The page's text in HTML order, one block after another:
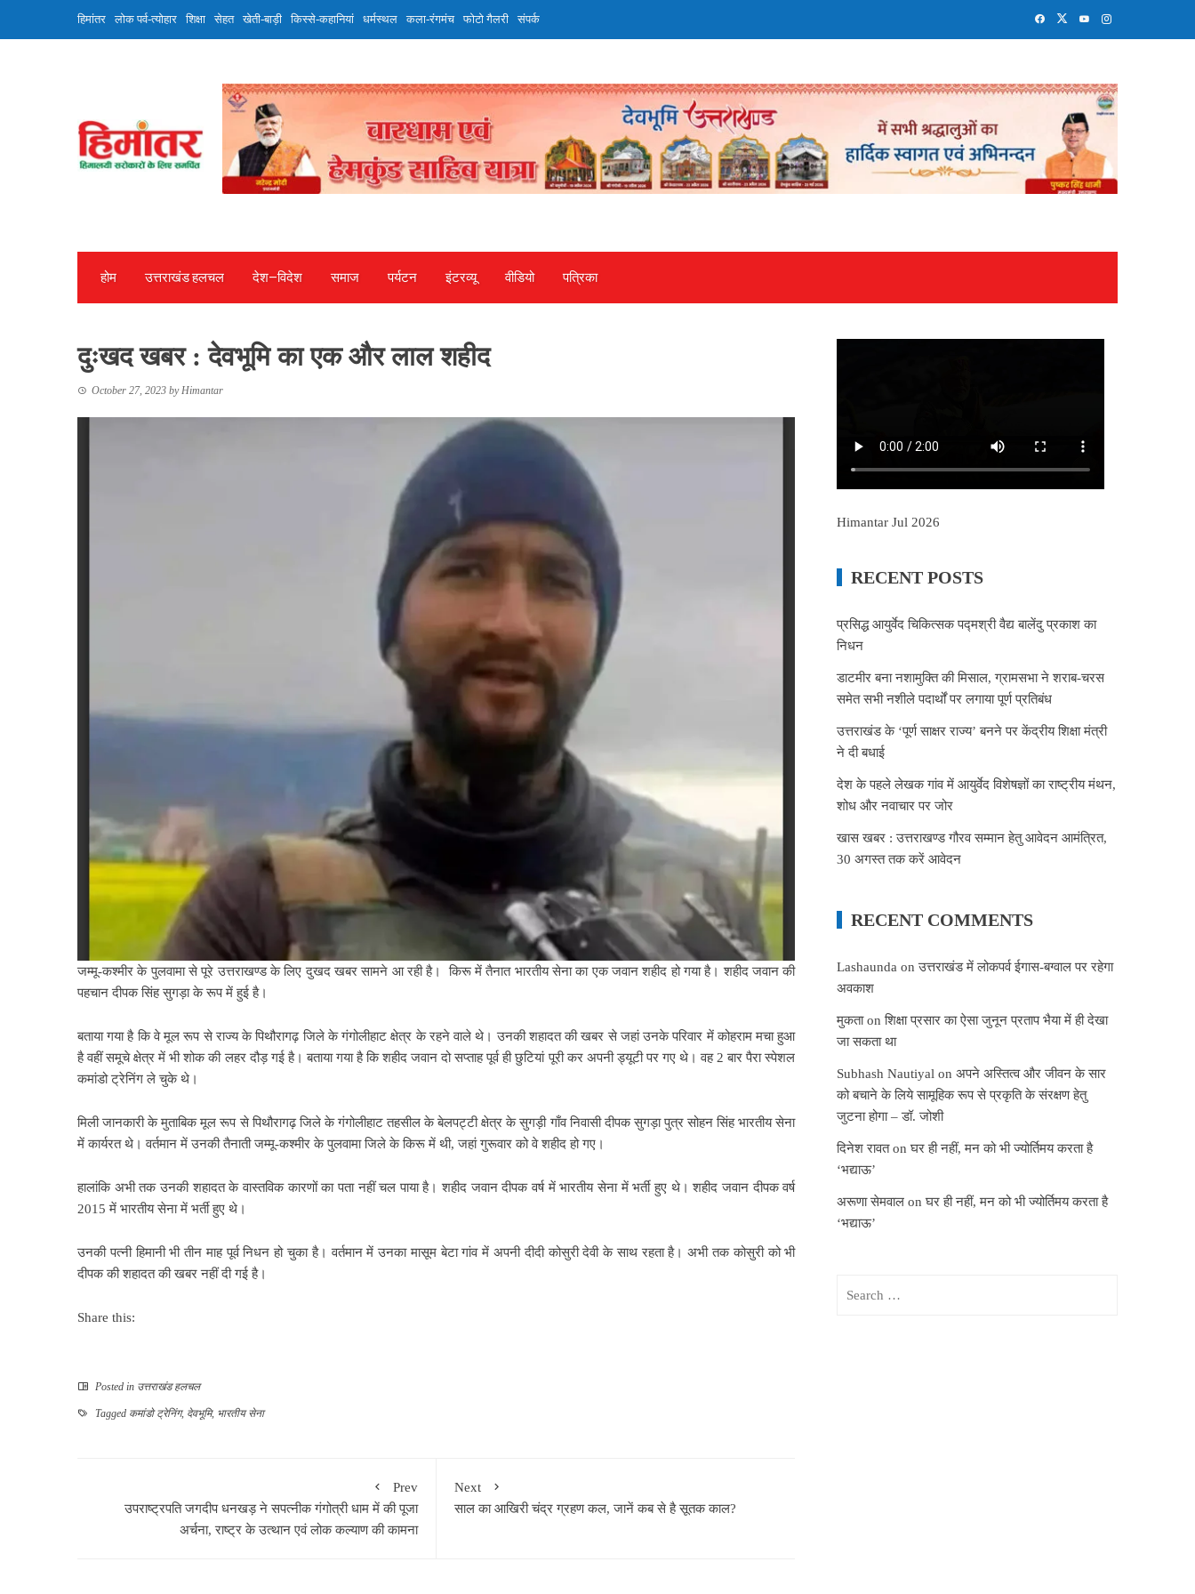
हिमांतर लोक पर्व-त्योहार शिक्षा सेहत खेती-बाड़ी किस्से-कहानियां धर्मस्थल कला-रंगमंच फोटो गैलरी संपर्क
होम उत्तराखंड हलचल देश—विदेश समाज पर्यटन इंटरव्‍यू वीडियो पत्रिका
दुःखद खबर : देवभूमि का एक और लाल शहीद
October 27, 2023 byHimantar
जम्मू-कश्मीर के पुलवामा से पूरे उत्तराखण्ड के लिए दुखद खबर सामने आ रही है। किरू में तैनात भारतीय सेना का एक जवान शहीद हो गया है। शहीद जवान की
पहचान दीपक सिंह सुगड़ा के रूप में हुई है।
बताया गया है कि वे मूल रूप से राज्य के पिथौरागढ़ जिले के गंगोलीहाट क्षेत्र के रहने वाले थे। उनकी शहादत की खबर से जहां उनके परिवार में कोहराम मचा हुआ
है वहीं समूचे क्षेत्र में भी शोक की लहर दौड़ गई है। बताया गया है कि शहीद जवान दो सप्ताह पूर्व ही छुटियां पूरी कर अपनी ड्यूटी पर गए थे। वह 2 बार पैरा स्पेशल
कमांडो ट्रेनिंग ले चुके थे।
मिली जानकारी के मुताबिक मूल रूप से पिथौरागढ़ जिले के गंगोलीहाट तहसील के बेलपट्टी क्षेत्र के सुगड़ी गाँव निवासी दीपक सुगड़ा पुत्र सोहन सिंह भारतीय सेना
में कार्यरत थे। वर्तमान में उनकी तैनाती जम्मू-कश्मीर के पुलवामा जिले के किरू में थी, जहां गुरूवार को वे शहीद हो गए।
हालांकि अभी तक उनकी शहादत के वास्तविक कारणों का पता नहीं चल पाया है। शहीद जवान दीपक वर्ष में भारतीय सेना में भर्ती हुए थे। शहीद जवान दीपक वर्ष
2015 में भारतीय सेना में भर्ती हुए थे।
उनकी पत्नी हिमानी भी तीन माह पूर्व निधन हो चुका है। वर्तमान में उनका मासूम बेटा गांव में अपनी दीदी कोसुरी देवी के साथ रहता है। अभी तक कोसुरी को भी
दीपक की शहादत की खबर नहीं दी गई है।
Share this:
Posted in उत्तराखंड हलचल
Tagged कमांडो ट्रेनिंग, देवभूमि, भारतीय सेना
Prev
उपराष्ट्रपति जगदीप धनखड़ ने सपत्नीक गंगोत्री धाम में की पूजा
अर्चना, राष्ट्र के उत्थान एवं लोक कल्याण की कामना
Next
साल का आखिरी चंद्र ग्रहण कल, जानें कब से है सूतक काल?
Himantar Jul 2026
RECENT POSTS
प्रसिद्ध आयुर्वेद चिकित्सक पद्मश्री वैद्य बालेंदु प्रकाश का
निधन
डाटमीर बना नशामुक्ति की मिसाल, ग्रामसभा ने शराब-चरस
समेत सभी नशीले पदार्थों पर लगाया पूर्ण प्रतिबंध
उत्तराखंड के ‘पूर्ण साक्षर राज्य’ बनने पर केंद्रीय शिक्षा मंत्री
ने दी बधाई
देश के पहले लेखक गांव में आयुर्वेद विशेषज्ञों का राष्ट्रीय मंथन,
शोध और नवाचार पर जोर
खास खबर : उत्तराखण्ड गौरव सम्मान हेतु आवेदन आमंत्रित,
30 अगस्त तक करें आवेदन
RECENT COMMENTS
Lashaunda onउत्तराखंड में लोकपर्व ईगास-बग्वाल पर रहेगा
अवकाश
मुकताonशिक्षा प्रसार का ऐसा जुनून प्रताप भैया में ही देखा
जा सकता था
Subhash Nautiyal onअपने अस्तित्व और जीवन के सार
को बचाने के लिये सामूहिक रूप से प्रकृति के संरक्षण हेतु
जुटना होगा – डॉ. जोशी
दिनेश रावतonघर ही नहीं, मन को भी ज्योर्तिमय करता है
‘भद्याऊ’
अरूणा सेमवाल onघर ही नहीं, मन को भी ज्योर्तिमय करता है
‘भद्याऊ’